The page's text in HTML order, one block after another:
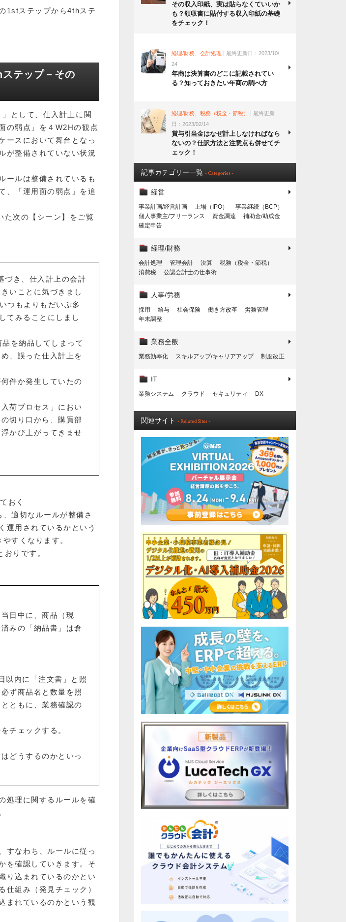
1stステップから4thステ
テップ－その
として、仕入計上に関
の弱点」を４W2Hの観点
ースにおいて舞台となっ
が整備されていない状況
ールは整備されているも
、「運用面の弱点」を追
た次の【シーン】をご覧
づき、仕入計上の会計
いことに気づきまし
つもよりもだいぶ多
てみることにしまし
を納品してしまって
、誤った仕入計上を
件か発生していたの
荷プロセス」におい
切り口から、購買部
かび上がってきませ
おく
適切なルールが整備さ
運用されているかという
すくなります。
りです。
日中に、商品（現
みの「納品書」は倉
以内に「注文書」と照
ず商品名と数量を照
ともに、業務確認の
チェックする。
どうするのかといっ
処理に関するルールを確
すなわち、ルールに従っ
を確認していきます。そ
り込まれているのかとい
仕組み（発見チェック）
まれているのかという観
その収入印紙、実は貼らなくていいか
も？領収書に貼付する収入印紙の基礎
をチェック！
経理/財務、会計処理 | 最終更新日：2023/10/
24
年商は決算書のどこに記載されてい
る？知っておきたい年商の調べ方
経理/財務、税務（税金・節税）
| 最終更新
日：2023/02/14
賞与引当金はなぜ計上しなければなら
ないの？仕訳方法と注意点も併せてチ
ェック！
記事カテゴリー一覧 - Categories -
経営
事業計画/経営計画 上場（IPO）
事業継続（BCP）
個人事業主/フリーランス
資金調達
補助金/助成金
確定申告
経理/財務
会計処理 管理会計 決算
税務（税金・節税）
消費税
公認会計士の仕事術
人事/労務
採用 給与 社会保険 働き方改革
労務管理
年末調整
業務全般
業務効率化 スキルアップ/キャリアアップ 制度改正
IT
業務システム クラウド セキュリティ DX
関連サイト - Related Sites -